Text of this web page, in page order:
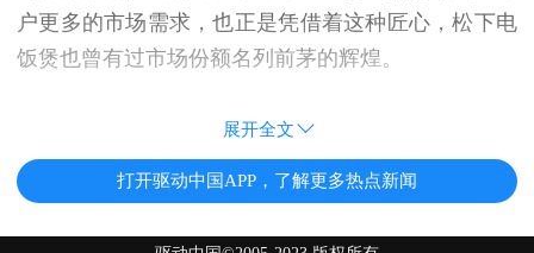
户更多的市场需求，也正是凭借着这种匠心，松下电
饭煲也曾有过市场份额名列前茅的辉煌。
展开全文
打开驱动中国APP，了解更多热点新闻